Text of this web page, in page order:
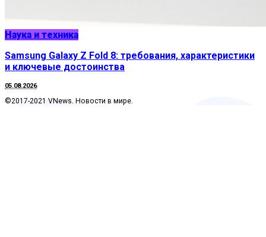
Наука и техника
Samsung Galaxy Z Fold 8: требования, характеристики
и ключевые достоинства
05.08.2026
©2017-2021 VNews. Новости в мире.